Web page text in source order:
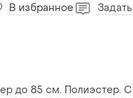
В избранное
до 85 см. Полиэстер.